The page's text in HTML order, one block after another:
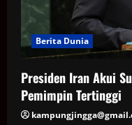
Berita Dunia
Presiden Iran Akui
Pemimpin Tertinggi